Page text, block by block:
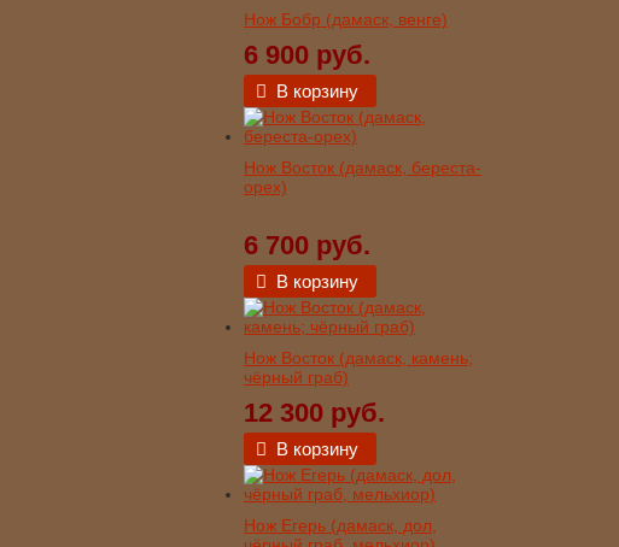
Нож Бобр (дамаск, венге)
6 900 руб.
В корзину
Нож Восток (дамаск, береста-
орех)
6 700 руб.
В корзину
Нож Восток (дамаск, камень;
чёрный граб)
12 300 руб.
В корзину
Нож Егерь (дамаск, дол,